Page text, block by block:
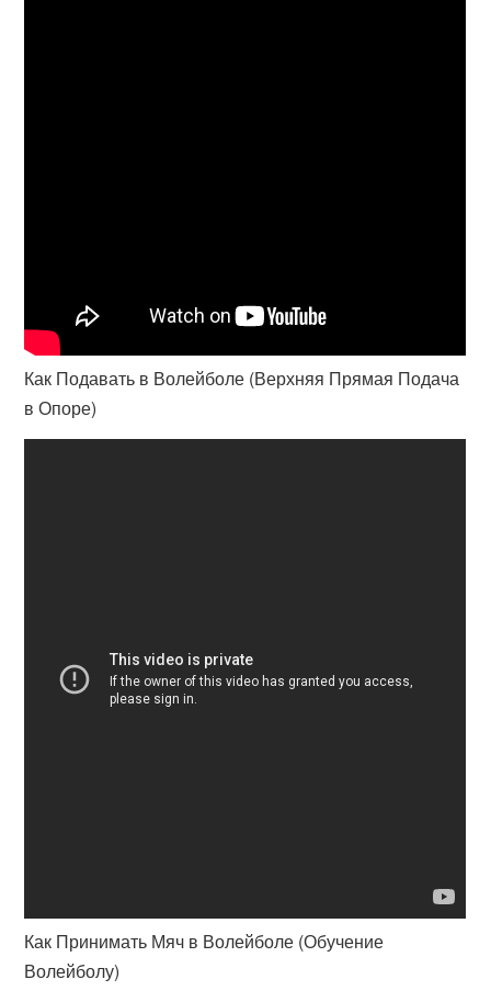
Как Подавать в Волейболе (Верхняя Прямая Подача
в Опоре)
Как Принимать Мяч в Волейболе (Обучение
Волейболу)